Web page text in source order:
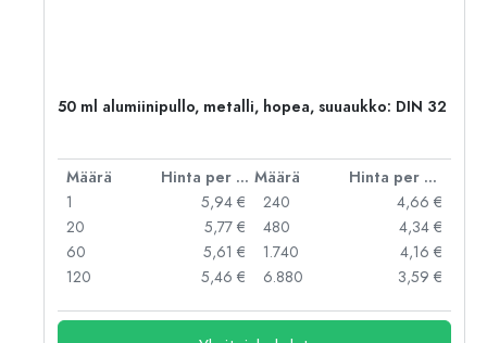
50 ml alumiinipullo, metalli, hopea, suuaukko: DIN 32
Määrä Hinta per kpl Määrä
Hinta per kpl
1
5,94 €
20
5,77 €
60
5,61 €
120
5,46 €
240
4,66 €
480
4,34 €
1.740
4,16 €
6.880
3,59 €